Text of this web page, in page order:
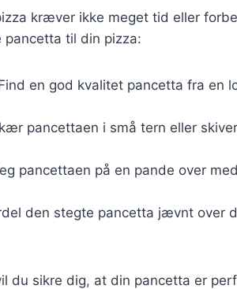
kræver ikke meget tid eller
til din pizza:
en god kvalitet pancetta fra en
pancettaen i små tern eller
pancettaen på en pande over
den stegte pancetta jævnt over
du sikre dig, at din pancetta er